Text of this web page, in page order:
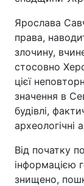
Ярослава
права,
злочину,
стосовно
цієї
значення в
будівлі,
археологічні
Від початку
інформацією
знищено,